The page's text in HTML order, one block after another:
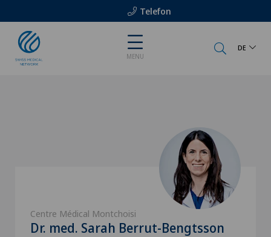
Telefon
MENU
DE
Centre Médical Montchoisi
Dr. med. Sarah Berrut-Bengtsson